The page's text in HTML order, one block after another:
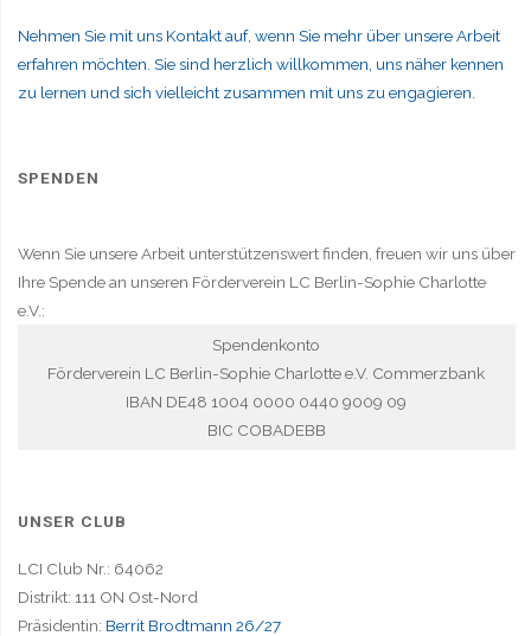
Nehmen Sie mit uns Kontakt auf, wenn Sie mehr über unsere Arbeit
erfahren möchten. Sie sind herzlich willkommen, uns näher kennen
zu lernen und sich vielleicht zusammen mit uns zu engagieren.
SPENDEN
Wenn Sie unsere Arbeit unterstützenswert finden, freuen wir uns über
Ihre Spende an unseren Förderverein LC Berlin-Sophie Charlotte
e.V.:
Spendenkonto
Förderverein LC Berlin-Sophie Charlotte e.V. Commerzbank
IBAN DE48 1004 0000 0440 9009 09
BIC COBADEBB
UNSER CLUB
LCI Club Nr.: 64062
Distrikt: 111 ON Ost-Nord
Präsidentin: Berrit Brodtmann 26/27